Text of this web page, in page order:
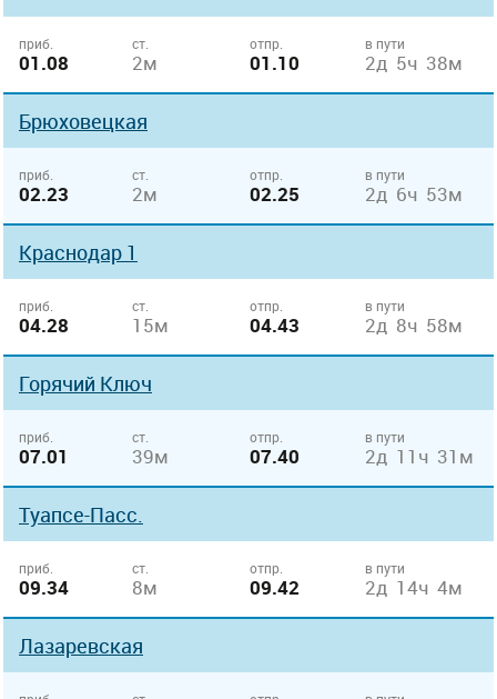
приб.
01.08
ст.
2м
отпр.
01.10
в пути
2д 5ч 38м
Брюховецкая
приб.
02.23
ст.
2м
отпр.
02.25
в пути
2д 6ч 53м
Краснодар 1
приб.
04.28
ст.
15м
отпр.
04.43
в пути
2д 8ч 58м
Горячий Ключ
приб.
07.01
ст.
39м
отпр.
07.40
в пути
2д 11ч 31м
Туапсе-Пасс.
приб.
09.34
ст.
8м
отпр.
09.42
в пути
2д 14ч 4м
Лазаревская